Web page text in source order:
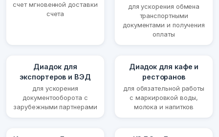
счет мгновенной доставки
счета
для ускорения обмена
транспортными
документами и получения
оплаты
Диадок для
экспортеров и ВЭД
для ускорения
документооборота с
зарубежными партнерами
Диадок для кафе и
ресторанов
для обязательной работы
с маркировкой воды,
молока и напитков